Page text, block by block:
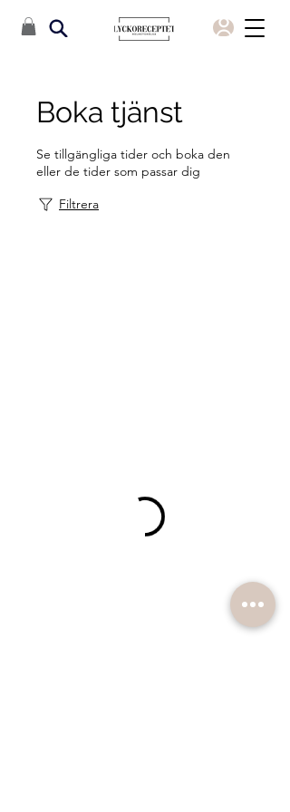
Boka tjänst
Se tillgängliga tider och boka den
eller de tider som passar dig
Filtrera